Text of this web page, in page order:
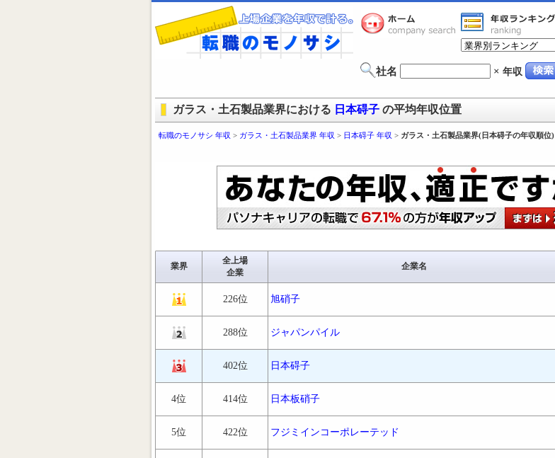
社名 × 年収
ガラス・土石製品業界における 日本碍子 の平均年収位置
転職のモノサシ 年収 > ガラス・土石製品業界 年収 > 日本碍子 年収 > ガラス・土石製品業界(日本碍子の年収順位)
業界
全上場
企業
企業名
226位 旭硝子
288位 ジャパンパイル
402位 日本碍子
4位 414位 日本板硝子
5位 422位 フジミインコーポレーテッド